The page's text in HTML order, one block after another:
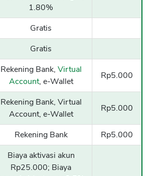
1.80%
Gratis
Gratis
Rekening Bank, Virtual
Account, e-Wallet
Rp5.000
Rekening Bank, Virtual
Account, e-Wallet
Rp5.000
Rekening Bank Rp5.000
Biaya aktivasi akun
Rp25.000; Biaya